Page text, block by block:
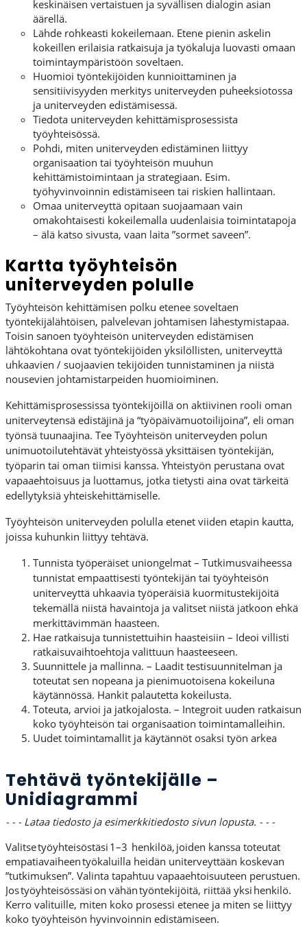
keskinäisen vertaistuen ja syvällisen dialogin asian
äärellä.
Lähde rohkeasti kokeilemaan. Etene pienin askelin
kokeillen erilaisia ratkaisuja ja työkaluja luovasti omaan
toimintaympäristöön soveltaen.
Huomioi työntekijöiden kunnioittaminen ja
sensitiivisyyden merkitys uniterveyden puheeksiotossa
ja uniterveyden edistämisessä.
Tiedota uniterveyden kehittämisprosessista
työyhteisössä.
Pohdi, miten uniterveyden edistäminen liittyy
organisaation tai työyhteisön muuhun
kehittämistoimintaan ja strategiaan. Esim.
työhyvinvoinnin edistämiseen tai riskien hallintaan.
Omaa uniterveyttä opitaan suojaamaan vain
omakohtaisesti kokeilemalla uudenlaisia toimintatapoja
– älä katso sivusta, vaan laita ”sormet saveen”.
Kartta työyhteisön
uniterveyden polulle
Työyhteisön kehittämisen polku etenee soveltaen
työntekijälähtöisen, palvelevan johtamisen lähestymistapaa.
Toisin sanoen työyhteisön uniterveyden edistämisen
lähtökohtana ovat työntekijöiden yksilöllisten, uniterveyttä
uhkaavien / suojaavien tekijöiden tunnistaminen ja niistä
nousevien johtamistarpeiden huomioiminen.
Kehittämisprosessissa työntekijöillä on aktiivinen rooli oman
uniterveytensä edistäjinä ja “työpäivämuotoilijoina”, eli oman
työnsä tuunaajina. Tee Työyhteisön uniterveyden polun
unimuotoilutehtävät yhteistyössä yksittäisen työntekijän,
työparin tai oman tiimisi kanssa. Yhteistyön perustana ovat
vapaaehtoisuus ja luottamus, jotka tietysti aina ovat tärkeitä
edellytyksiä yhteiskehittämiselle.
Työyhteisön uniterveyden polulla etenet viiden etapin kautta,
joissa kuhunkin liittyy tehtävä.
Tunnista työperäiset uniongelmat – Tutkimusvaiheessa
tunnistat empaattisesti työntekijän tai työyhteisön
uniterveyttä uhkaavia työperäisiä kuormitustekijöitä
tekemällä niistä havaintoja ja valitset niistä jatkoon ehkä
merkittävimmän haasteen.
Hae ratkaisuja tunnistettuihin haasteisiin – Ideoi villisti
ratkaisuvaihtoehtoja valittuun haasteeseen.
Suunnittele ja mallinna. – Laadit testisuunnitelman ja
toteutat sen nopeana ja pienimuotoisena kokeiluna
käytännössä. Hankit palautetta kokeilusta.
Toteuta, arvioi ja jatkojalosta. – Integroit uuden ratkaisun
koko työyhteisön tai organisaation toimintamalleihin.
Uudet toimintamallit ja käytännöt osaksi työn arkea
Tehtävä työntekijälle –
Unidiagrammi
- - - Lataa tiedosto ja esimerkkitiedosto sivun lopusta. - - -
Valitse työyhteisöstäsi 1–3 henkilöä, joiden kanssa toteutat
empatiavaiheen työkaluilla heidän uniterveyttään koskevan
”tutkimuksen”. Valinta tapahtuu vapaaehtoisuuteen perustuen.
Jos työyhteisössäsi on vähän työntekijöitä, riittää yksi henkilö.
Kerro valituille, miten koko prosessi etenee ja miten se liittyy
koko työyhteisön hyvinvoinnin edistämiseen.